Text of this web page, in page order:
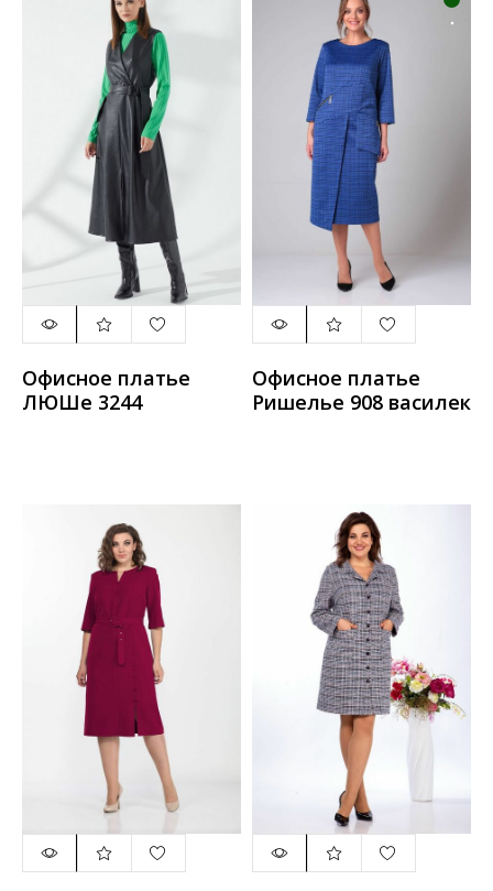
Офисное платье
ЛЮШе 3244
Офисное платье
Ришелье 908 василек